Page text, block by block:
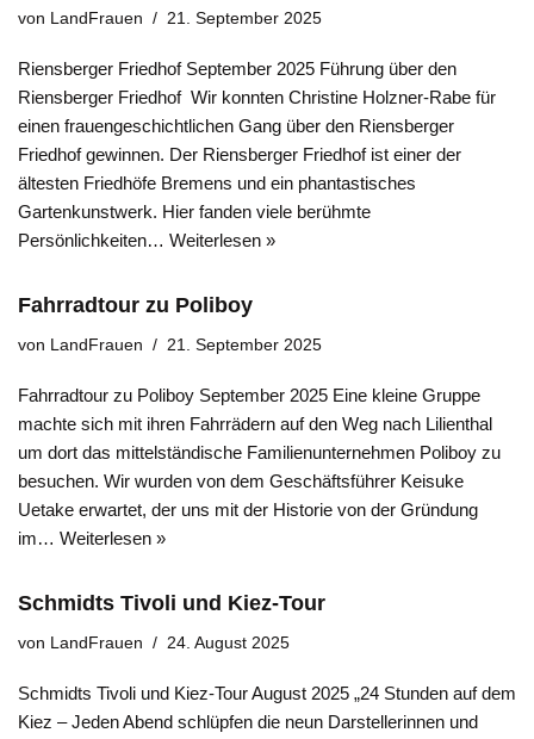
von LandFrauen 21. September 2025
Riensberger Friedhof September 2025 Führung über den
Riensberger Friedhof Wir konnten Christine Holzner-Rabe für
einen frauengeschichtlichen Gang über den Riensberger
Friedhof gewinnen. Der Riensberger Friedhof ist einer der
ältesten Friedhöfe Bremens und ein phantastisches
Gartenkunstwerk. Hier fanden viele be­rühmte
Persönlichkeiten… Weiterlesen »
Fahrradtour zu Poliboy
von LandFrauen 21. September 2025
Fahrradtour zu Poliboy September 2025 Eine kleine Gruppe
machte sich mit ihren Fahrrädern auf den Weg nach Lilienthal
um dort das mittelständische Familienunternehmen Poliboy zu
besuchen. Wir wurden von dem Geschäftsführer Keisuke
Uetake erwartet, der uns mit der Historie von der Gründung
im… Weiterlesen »
Schmidts Tivoli und Kiez-Tour
von LandFrauen 24. August 2025
Schmidts Tivoli und Kiez-Tour August 2025 „24 Stunden auf dem
Kiez – Jeden Abend schlüpfen die neun Darstellerinnen und